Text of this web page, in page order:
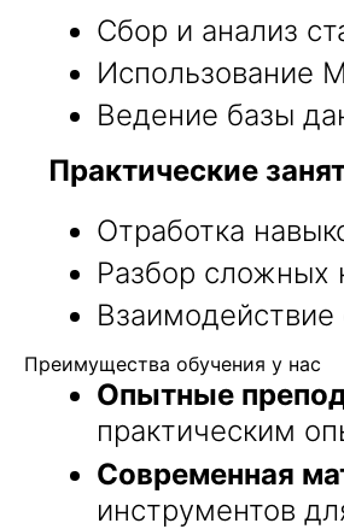
Сбор и анализ
Использование
Ведение базы
Практические
Отработка
Разбор сложных
Взаимодействие
Преимущества обучения у нас
Опытные
практическим
Современная
инструментов